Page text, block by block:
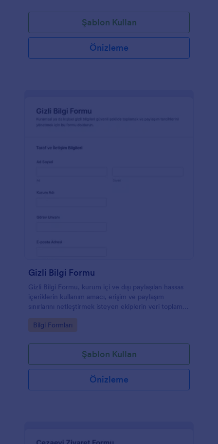
Şablon Kullan
Önizleme
Gizli Bilgi Formu
Gizli Bilgi Formu, kurum içi ve dışı paylaşılan hassas
içeriklerin kullanım amacı, erişim ve paylaşım
sınırlarını netleştirmek isteyen ekiplerin veri toplama
Go to Category:
Bilgi Formları
Şablon Kullan
Önizleme